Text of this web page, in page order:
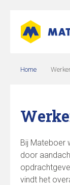
Home
Bij Mateboer
door
vindt het